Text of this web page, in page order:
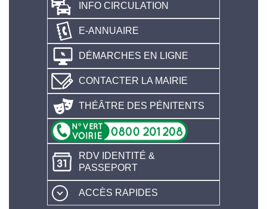
INFO CIRCULATION
E-ANNUAIRE
DÉMARCHES EN LIGNE
CONTACTER LA MAIRIE
THÉÂTRE DES PÉNITENTS
RDV IDENTITÉ &
PASSEPORT
ACCÈS RAPIDES